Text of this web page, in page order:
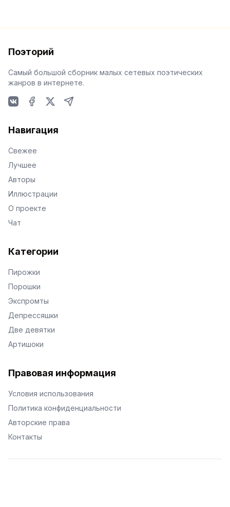
Поэторий
Самый большой сборник малых сетевых поэтических
жанров в интернете.
Навигация
Свежее
Лучшее
Авторы
Иллюстрации
О проекте
Чат
Категории
Пирожки
Порошки
Экспромты
Депрессяшки
Две девятки
Артишоки
Правовая информация
Условия использования
Политика конфиденциальности
Авторские права
Контакты